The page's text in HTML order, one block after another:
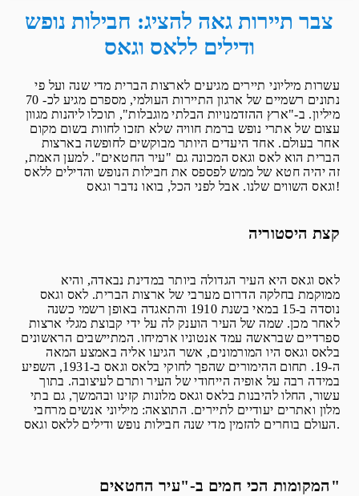
צבר תיירות גאה להציג: חבילות נופש
ודילים ללאס וגאס
עשרות מיליוני תיירים מגיעים לארצות הברית מדי שנה ועל פי
נתונים רשמיים של ארגון התיירות העולמי, מספרם מגיע לכ- 70
מיליון. ב-"ארץ ההזדמנויות הבלתי מוגבלות", תוכלו ליהנות מגוון
עצום של אתרי נופש ברמת חוויה שלא תזכו לחוות בשום מקום
אחר בעולם. אחד היעדים היותר מבוקשים לחופשה בארצות
הברית הוא לאס וגאס המכונה גם "עיר החטאים". למען האמת,
זה יהיה חטא של ממש לפספס את חבילות הנופש והדילים ללאס
וגאס השווים שלנו. אבל לפני הכל, בואו נדבר וגאס!
קצת היסטוריה
לאס וגאס היא העיר הגדולה ביותר במדינת נבאדה, והיא
ממוקמת בחלקה הדרום מערבי של ארצות הברית. לאס וגאס
נוסדה ב-15 במאי בשנת 1910 והתאגדה באופן רשמי כשנה
לאחר מכן. שמה של העיר הוענק לה על ידי קבוצת מגלי ארצות
ספרדיים שבראשה עמד אנטוניו ארמיחו. המתיישבים הראשונים
בלאס וגאס היו המורמונים, אשר הגיעו אליה באמצע המאה
ה-19. תחום ההימורים שהפך לחוקי בלאס וגאס ב-1931, השפיע
במידה רבה על אופיה הייחודי של העיר ותרם לעיצובה. בתוך
עשור, החלו להיבנות בלאס וגאס מלונות קזינו ובהמשך, גם בתי
מלון ואתרים יעודיים לתיירים. התוצאה: מיליוני אנשים מרחבי
העולם בוחרים להזמין מדי שנה חבילות נופש ודילים ללאס וגאס.
המקומות הכי חמים ב-"עיר החטאים"